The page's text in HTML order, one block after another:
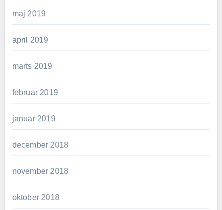
maj 2019
april 2019
marts 2019
februar 2019
januar 2019
december 2018
november 2018
oktober 2018